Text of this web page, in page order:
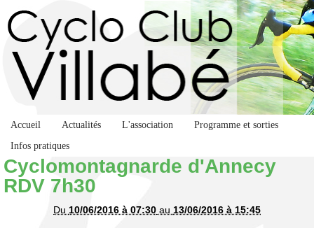
Accueil Actualités L'association
Programme et sorties
Infos pratiques
Cyclomontagnarde d'Annecy
RDV 7h30
Du 10/06/2016 à 07:30 au 13/06/2016 à 15:45